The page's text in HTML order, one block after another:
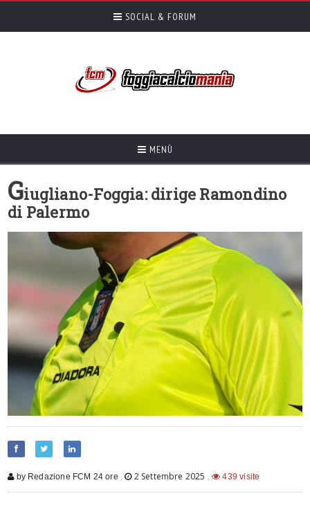
SOCIAL & FORUM
MENÙ
Giugliano-Foggia: dirige Ramondino
di Palermo
by Redazione FCM 24 ore , 2 Settembre 2025 , 439 visite